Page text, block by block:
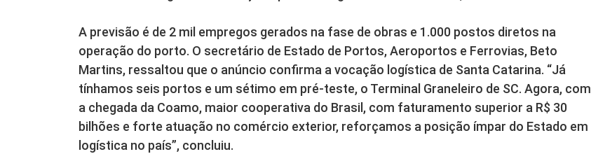
A previsão é de 2 mil empregos gerados na fase de obras e 1.000 postos diretos na
operação do porto. O secretário de Estado de Portos, Aeroportos e Ferrovias, Beto
Martins, ressaltou que o anúncio confirma a vocação logística de Santa Catarina. “Já
tínhamos seis portos e um sétimo em pré-teste, o Terminal Graneleiro de SC. Agora, com
a chegada da Coamo, maior cooperativa do Brasil, com faturamento superior a R$ 30
bilhões e forte atuação no comércio exterior, reforçamos a posição ímpar do Estado em
logística no país”, concluiu.